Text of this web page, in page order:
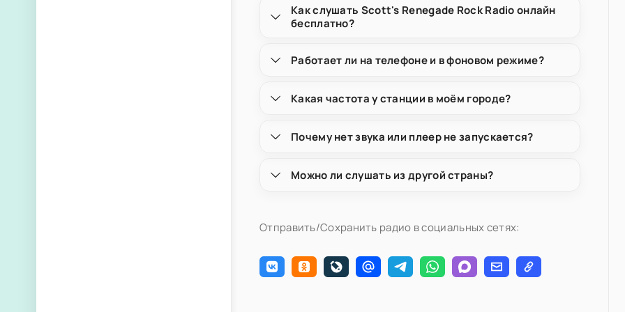
Как слушать Scott's Renegade Rock Radio онлайн
бесплатно?
Работает ли на телефоне и в фоновом режиме?
Какая частота у станции в моём городе?
Почему нет звука или плеер не запускается?
Можно ли слушать из другой страны?
Отправить/Сохранить радио в социальных сетях: